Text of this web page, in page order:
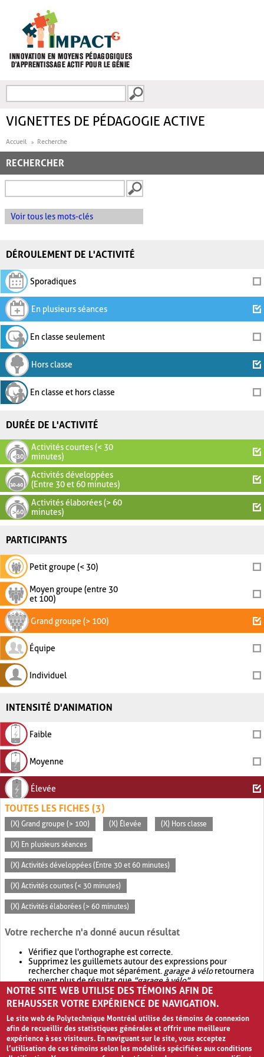
FORMULAIRE DE
VIGNETTES DE PÉDAGOGIE ACTIVE
Accueil Recherche
RECHERCHER
Voir tous les mots-clés
DÉROULEMENT DE L'ACTIVITÉ
Sporadiques
En plusieurs séances
En classe seulement
Hors classe
En classe et hors classe
DURÉE DE L'ACTIVITÉ
Activités courtes (< 30
minutes)
Activités développées
(Entre 30 et 60 minutes)
Activités élaborées (> 60
minutes)
PARTICIPANTS
Petit groupe (< 30)
Moyen groupe (entre 30
et 100)
Grand groupe (> 100)
Équipe
Individuel
INTENSITÉ D'ANIMATION
Faible
Moyenne
Élevée
TOUTES LES FICHES (3)
(X) Grand groupe (> 100) (X) Élevée (X) Hors classe
(X) En plusieurs séances
(X) Activités développées (Entre 30 et 60 minutes)
(X) Activités courtes (< 30 minutes)
(X) Activités élaborées (> 60 minutes)
Votre recherche n'a donné aucun résultat
Vérifiez que l'orthographe est correcte.
Supprimez les guillemets autour des expressions pour
rechercher chaque mot séparément. garage à véloretournera
souvent plus de résultat que"garage à vélo".
Envisagez d'élargir votre recherche avec OR.garage OR vélo
retournera souvent plus de résultat quegarage à vélo
NOTRE SITE WEB UTILISE DES TÉMOINS AFIN DE
REHAUSSER VOTRE EXPÉRIENCE DE NAVIGATION.
Le site web de Polytechnique Montréal utilise des témoins de connexion
afin de recueillir des statistiques générales et offrir une meilleure
expérience à ses visiteurs. En naviguant sur le site, vous acceptez
l’utilisation de ces témoins selon les modalités spécifiées aux conditions